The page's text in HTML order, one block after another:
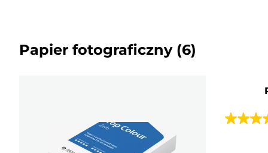
Papier fotograficzny (6)
4.4